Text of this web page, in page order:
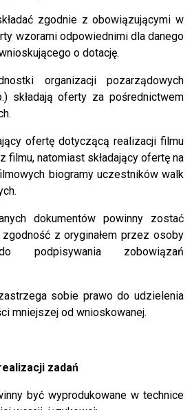
zgodnie z obowiązującymi w
wzorami odpowiednimi dla danego
o dotację.
organizacji pozarządowych
składają oferty za pośrednictwem
ofertę dotyczącą realizacji filmu
filmu, natomiast składający ofertę na
biogramy uczestników walk
dokumentów powinny zostać
z oryginałem przez osoby
podpisywania zobowiązań
sobie prawo do udzielenia
mniejszej od wnioskowanej.
zadań
być wyprodukowane w technice